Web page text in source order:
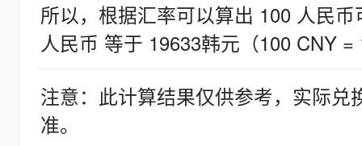
所以，根据汇率可以算出 100 人民
人民币 等于 19633韩元（100 CNY =
注意：此计算结果仅供参考，实际
准。